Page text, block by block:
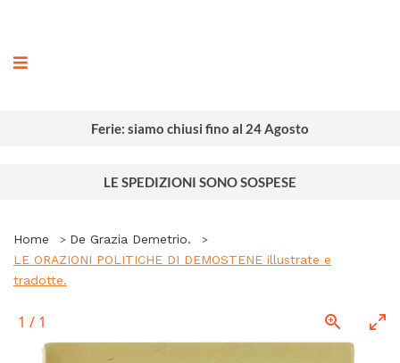
Ferie: siamo chiusi fino al 24 Agosto
LE SPEDIZIONI SONO SOSPESE
Home
De Grazia Demetrio.
LE ORAZIONI POLITICHE DI DEMOSTENE illustrate e
tradotte.
1 / 1